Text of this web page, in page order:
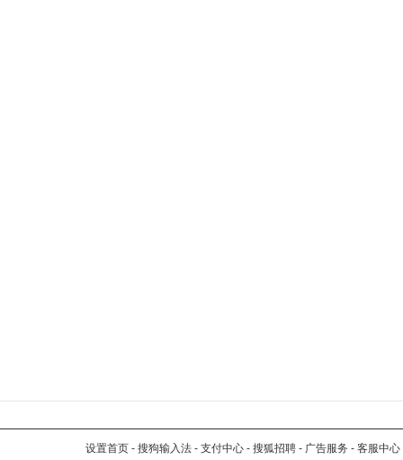
设置首页 - 搜狗输入法 - 支付中心 - 搜狐招聘 - 广告服务 - 客服中心